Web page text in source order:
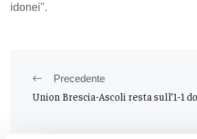
idonei".
Precedente
Union Brescia-Ascoli resta sull’1-1